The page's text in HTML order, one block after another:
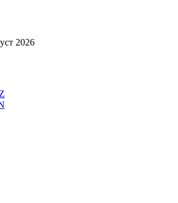
2026